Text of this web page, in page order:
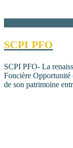
SCPI PFO
SCPI PFO- La
Foncière Opportunité
de son patrimoine